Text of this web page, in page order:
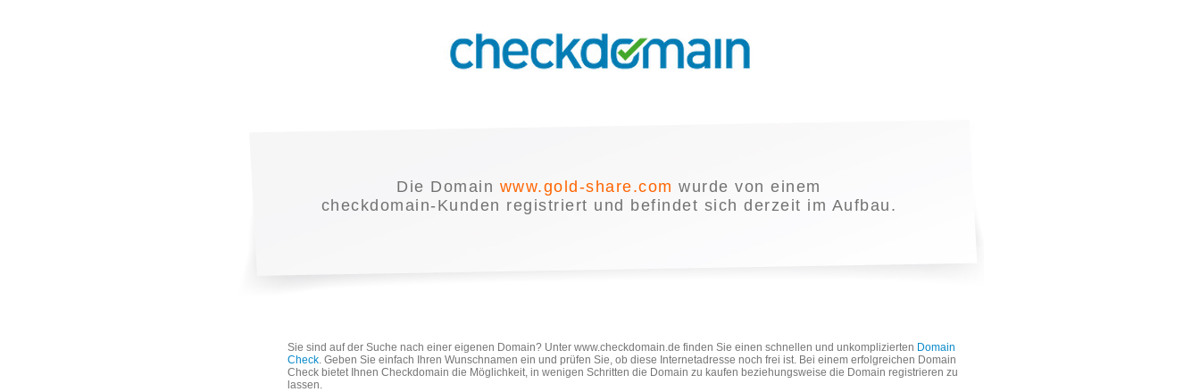
Die Domain www.gold-share.com wurde von einem
checkdomain-Kunden registriert und befindet sich derzeit im Aufbau.
Sie sind auf der Suche nach einer eigenen Domain? Unter www.checkdomain.de finden Sie einen schnellen und unkomplizierten Domain
Check. Geben Sie einfach Ihren Wunschnamen ein und prüfen Sie, ob diese Internetadresse noch frei ist. Bei einem erfolgreichen Domain
Check bietet Ihnen Checkdomain die Möglichkeit, in wenigen Schritten die Domain zu kaufen beziehungsweise die Domain registrieren zu
lassen.